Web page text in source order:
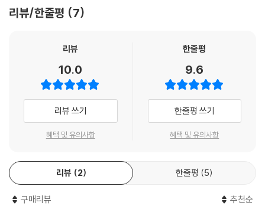
96장. 인터랙션이 명확해야 하는지, 쉬워야 하는지 아니면 가능해야 하는
지 결정하라
98장. 메시징은 이미 해결된 문제다
99장. 브랜드는 다 헛소리다
100장. 어둠의 세력에 합류하지 마라
101장. 실제 사용자들과 함께 테스트하라
보너스 - 단순함을 위해 노력하라
101가지 원칙은 디지털 제품 디자인을 위한 광범위한 가이드라인이다. 수
천 개의 원칙이 더 있겠지만, 이 책은 대다수의 제품을 사용하기 쉽고 효과
적으로 만들어 줄 핵심 원칙을 다룬다. 이 원칙이 당신의 시간을 절약하고
사용자를 더 행복하게 만들 것이다. 웹 성숙도가 높아지는 과정의 어딘가
에서 우리는 중요한 것을 잊었다. 사용자 경험은 예술이 아니라 그 정반대
에 있다. 사용자 경험(UX, User Experience) 디자인은 사용자에게 도움
디자인은 수년 간 영향을 끼쳐왔고, 일부 디지털 제품은 조금씩 더 나빠졌
다. 어쩌다 이 지경이 된 것일까?
있도록 다시 한번 알려 준다.”
리뷰/한줄평 7
리뷰
10.0
리뷰 쓰기
혜택 및 유의사항
한줄평
9.6
한줄평 쓰기
혜택 및 유의사항
리뷰 2 한줄평 5
구매리뷰 추천순